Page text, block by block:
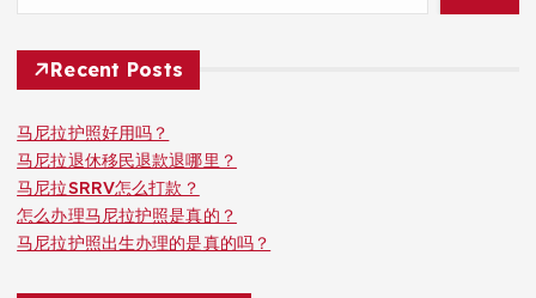
Recent Posts
马尼拉护照好用吗？
马尼拉退休移民退款退哪里？
马尼拉SRRV怎么打款？
怎么办理马尼拉护照是真的？
马尼拉护照出生办理的是真的吗？